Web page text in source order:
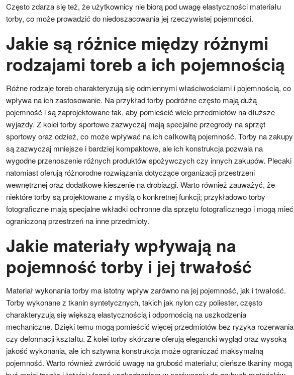
Często zdarza się też, że użytkownicy nie biorą pod uwagę elastyczności materiału
torby, co może prowadzić do niedoszacowania jej rzeczywistej pojemności.
Jakie są różnice między różnymi
rodzajami toreb a ich pojemnością
Różne rodzaje toreb charakteryzują się odmiennymi właściwościami i pojemnością, co
wpływa na ich zastosowanie. Na przykład torby podróżne często mają dużą
pojemność i są zaprojektowane tak, aby pomieścić wiele przedmiotów na dłuższe
wyjazdy. Z kolei torby sportowe zazwyczaj mają specjalne przegrody na sprzęt
sportowy oraz odzież, co może wpływać na ich całkowitą pojemność. Torby na zakupy
są zazwyczaj mniejsze i bardziej kompaktowe, ale ich konstrukcja pozwala na
wygodne przenoszenie różnych produktów spożywczych czy innych zakupów. Plecaki
natomiast oferują różnorodne rozwiązania dotyczące organizacji przestrzeni
wewnętrznej oraz dodatkowe kieszenie na drobiazgi. Warto również zauważyć, że
niektóre torby są projektowane z myślą o konkretnej funkcji; przykładowo torby
fotograficzne mają specjalne wkładki ochronne dla sprzętu fotograficznego i mogą mieć
ograniczoną przestrzeń na inne przedmioty.
Jakie materiały wpływają na
pojemność torby i jej trwałość
Materiał wykonania torby ma istotny wpływ zarówno na jej pojemność, jak i trwałość.
Torby wykonane z tkanin syntetycznych, takich jak nylon czy poliester, często
charakteryzują się większą elastycznością i odpornością na uszkodzenia
mechaniczne. Dzięki temu mogą pomieścić więcej przedmiotów bez ryzyka rozerwania
czy deformacji kształtu. Z kolei torby skórzane oferują elegancki wygląd oraz wysoką
jakość wykonania, ale ich sztywna konstrukcja może ograniczać maksymalną
pojemność. Warto również zwrócić uwagę na grubość materiału; cieńsze tkaniny mogą